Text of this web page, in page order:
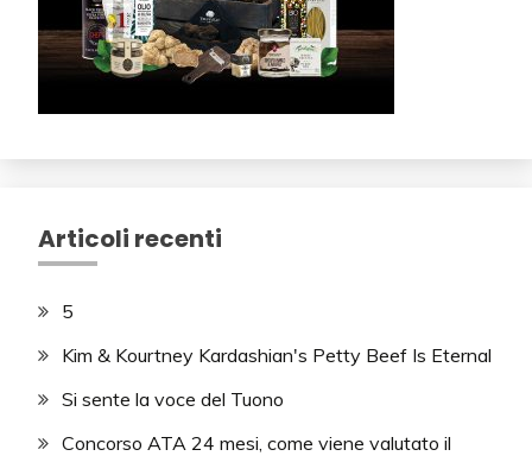
Articoli recenti
5
Kim & Kourtney Kardashian's Petty Beef Is Eternal
Si sente la voce del Tuono
Concorso ATA 24 mesi, come viene valutato il